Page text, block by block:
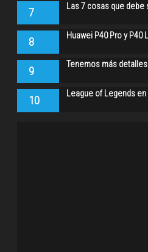
7 Las 7 cosas que debe
8 Huawei P40 Pro y P40
9 Tenemos más
10 League of Legends